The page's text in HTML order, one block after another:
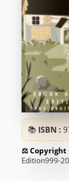
📚 ISBN :
Edition999-